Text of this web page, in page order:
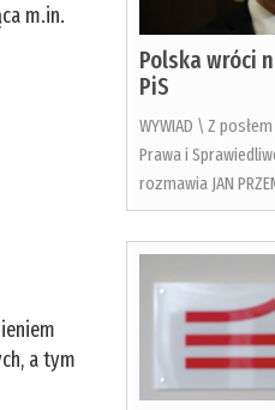
m.in.
a tym
Polska wróci
PiS
WYWIAD \ Z
Prawa i
rozmawia JAN